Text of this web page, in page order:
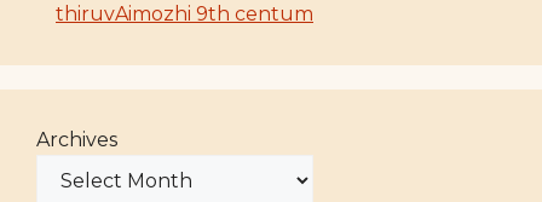
thiruvAimozhi 9th centum
Archives